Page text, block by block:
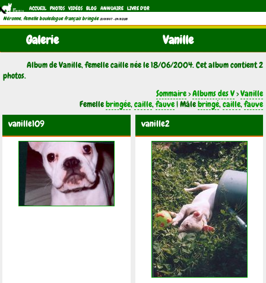
ACCUEIL PHOTOS VIDÉOS BLOG ANNUAIRE LIVRE D'OR
Néronne, femelle bouledogue français bringée (21/11/1997 - 04/11/2011)
Galerie Vanille
Album de Vanille, femelle caille née le 18/06/2004. Cet album contient 2
photos.
Sommaire>Albums des V>Vanille
Femellebringée,caille,fauve| Mâlebringé,caille,fauve
vanille109 vanille2